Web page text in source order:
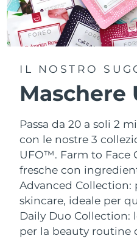
IL NOSTRO
Maschere
Passa da 20 a soli 2
con le nostre 3
UFO™. Farm to Face
fresche con
Advanced Collection:
skincare, ideale per
Daily Duo Collection:
per la beauty routine